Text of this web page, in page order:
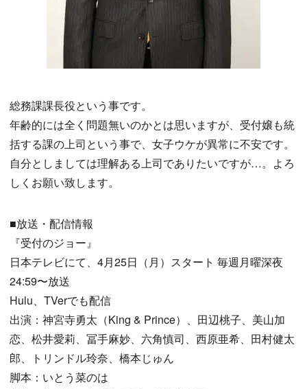
総務課課長役という事です。
年齢的には全く問題無いのかとは思いますが、受付嬢も統
括する課の上司という事で、女子ウケが異常に不安です。
自分としましては理解ある上司でありたいですが…。よろ
しくお願い致します。
■放送・配信情報
『受付のジョー』
日本テレビにて、4月25日（月）スタート 毎週月曜深夜
24:59〜放送
Hulu、TVerでも配信
出演：神宮寺勇太（King & Prince）、田辺桃子、美山加
恋、松井愛莉、冨手麻妙、六角慎司、西原亜希、田村健太
郎、トリンドル玲奈、橋本じゅん
脚本：いとう菜のは